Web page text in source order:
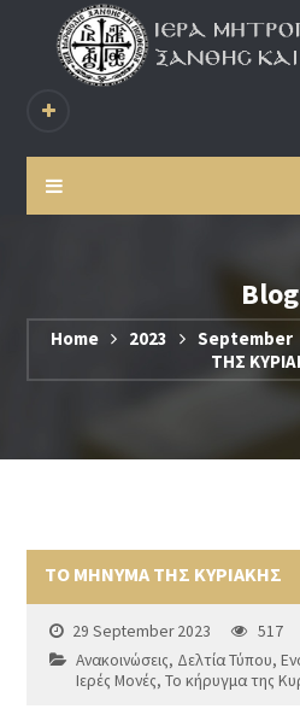
Blog
Home 2023 September
ΤΗΣ
ΤΟ ΜΗΝΥΜΑ ΤΗΣ ΚΥΡΙΑΚΗΣ
29 September 2023
517
Ανακοινώσεις, Δελτία Τύπου,
Ιερές Μονές,Το κήρυγμα της